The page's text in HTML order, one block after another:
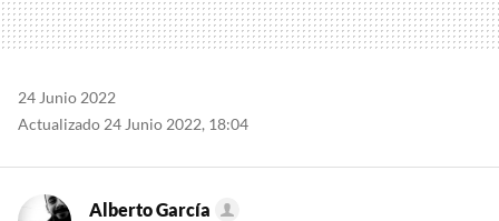
24 Junio 2022
Actualizado 24 Junio 2022, 18:04
Alberto García